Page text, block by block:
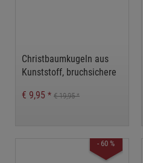
Christbaumkugeln aus
Kunststoff, bruchsichere
Weihnachtsdeko
€ 9,95 * € 19,95*
- 60 %